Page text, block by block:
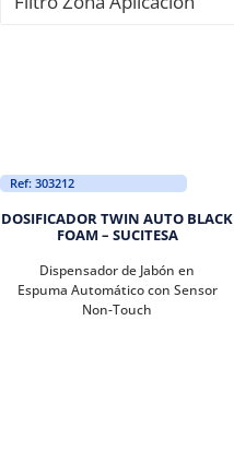
Ref: 303212
DOSIFICADOR TWIN AUTO BLACK
FOAM – SUCITESA
Dispensador de Jabón en
Espuma Automático con Sensor
Non-Touch